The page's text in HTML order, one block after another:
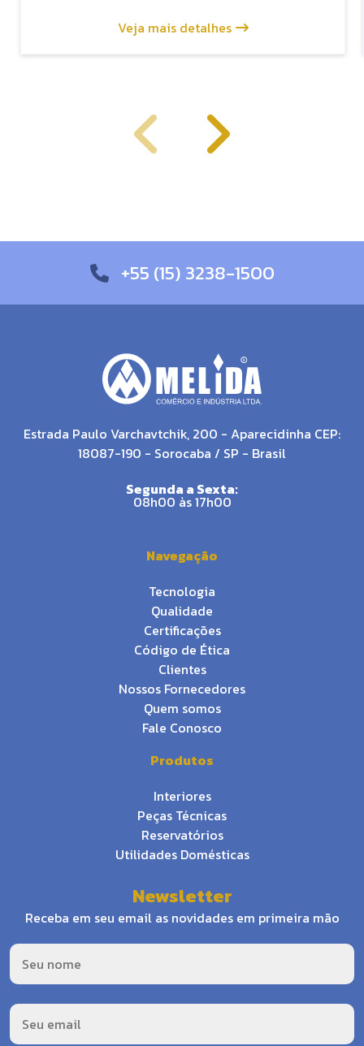
Veja mais detalhes
+55 (15) 3238-1500
Estrada Paulo Varchavtchik, 200 - Aparecidinha CEP:
18087-190 - Sorocaba / SP - Brasil
Segunda a Sexta:
08h00 às 17h00
Navegação
Tecnologia
Qualidade
Certificações
Código de Ética
Clientes
Nossos Fornecedores
Quem somos
Fale Conosco
Produtos
Interiores
Peças Técnicas
Reservatórios
Utilidades Domésticas
Newsletter
Receba em seu email as novidades em primeira mão